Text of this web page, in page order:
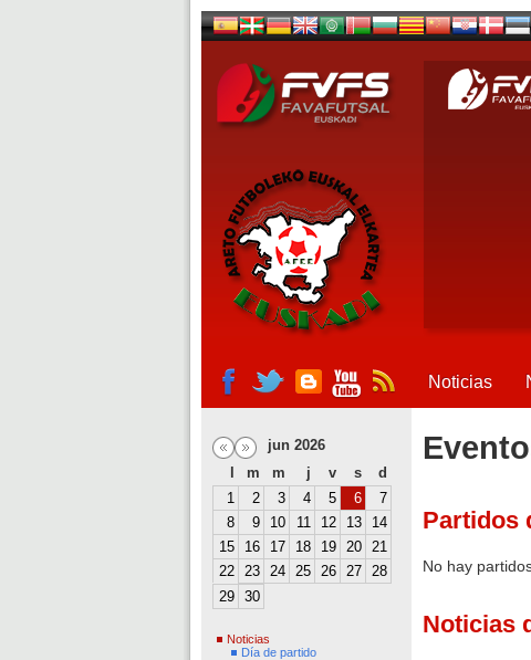
Noticias
jun 2026
m m j v s
d
1
2 3 4 5 6
7
8
9 10 11 12 13
14
15
16 17 18 19 20 21
22 23 24 25 26 27 28
29 30
Noticias
Día de partido
Partidos
No hay
Noticias